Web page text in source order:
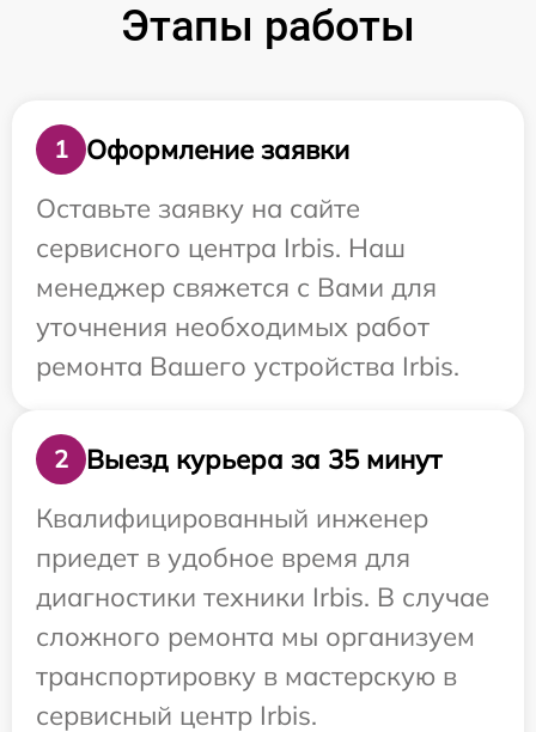
Этапы работы
1
Оформление заявки
Оставьте заявку на сайте
сервисного центра Irbis. Наш
менеджер свяжется с Вами для
уточнения необходимых работ
ремонта Вашего устройства Irbis.
2
Выезд курьера за 35 минут
Квалифицированный инженер
приедет в удобное время для
диагностики техники Irbis. В случае
сложного ремонта мы организуем
транспортировку в мастерскую в
сервисный центр Irbis.